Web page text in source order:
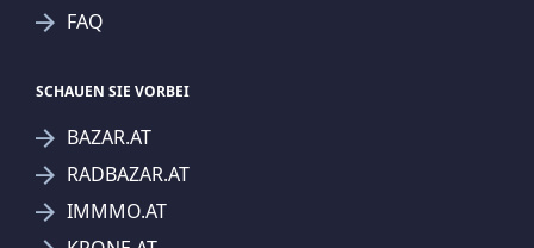
FAQ
SCHAUEN SIE VORBEI
BAZAR.AT
RADBAZAR.AT
IMMMO.AT